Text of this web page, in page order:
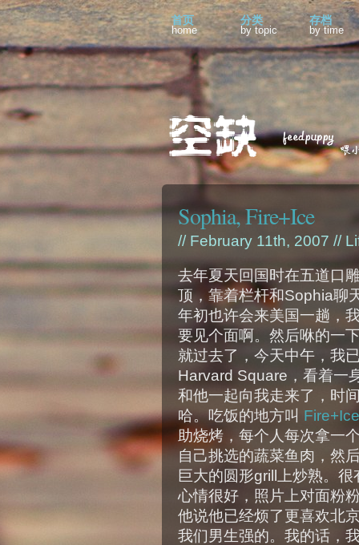
首页
home
分类
by topic
存档
by time
Sophia, Fire+Ice
// February 11th, 2007 //
去年夏天回国时在五道口
顶，靠着栏杆和Sophia聊
年初也许会来美国一趟，
要见个面啊。然后咻的一
就过去了，今天中午，我
Harvard Square，看着一
和他一起向我走来了，时
哈。吃饭的地方叫 Fire+Ice
助烧烤，每个人每次拿一
自己挑选的蔬菜鱼肉，然
巨大的圆形grill上炒熟。
心情很好，照片上对面粉
他说他已经烦了更喜欢北
我们男生强的。我的话，